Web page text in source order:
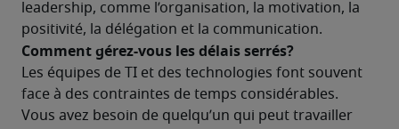
leadership, comme l’organisation, la motivation, la
positivité, la délégation et la communication.
Comment gérez-vous les délais serrés?
Les équipes de TI et des technologies font souvent
face à des contraintes de temps considérables.
Vous avez besoin de quelqu’un qui peut travailler